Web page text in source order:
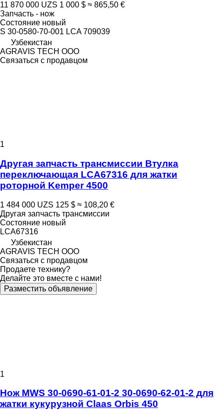
11 870 000 UZS 1 000 $ ≈ 865,50 €
Запчасть - нож
Состояние новый
S 30-0580-70-001 LCA 709039
Узбекистан
AGRAVIS TECH ООО
Связаться с продавцом
1
Другая запчасть трансмиссии Втулка
переключающая LCA67316 для жатки
роторной Kemper 4500
1 484 000 UZS 125 $ ≈ 108,20 €
Другая запчасть трансмиссии
Состояние новый
LCA67316
Узбекистан
AGRAVIS TECH ООО
Связаться с продавцом
Продаете технику?
Делайте это вместе с нами!
Разместить объявление
1
Нож MWS 30-0690-61-01-2 30-0690-62-01-2 для
жатки кукурузной Claas Orbis 450